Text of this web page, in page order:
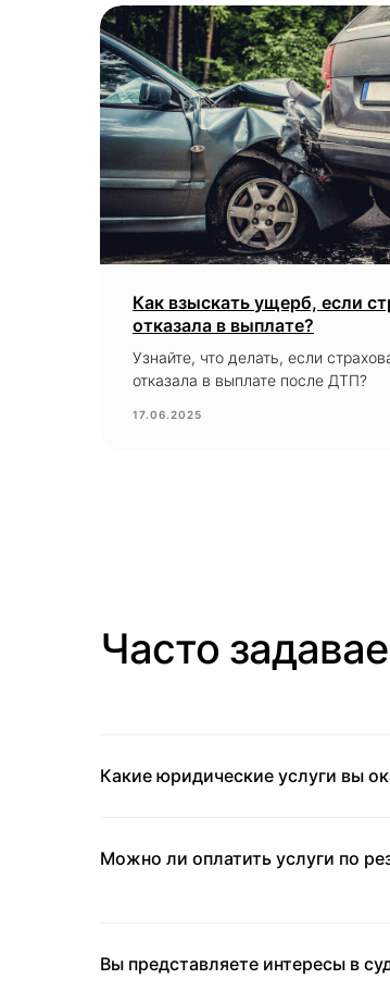
Как взыскать ущерб, если
отказала в выплате?
Узнайте, что делать, если
отказала в выплате после ДТП?
17.06.2025
Часто
Какие юридические услуги вы
Можно ли оплатить услуги по
Вы представляете интересы в